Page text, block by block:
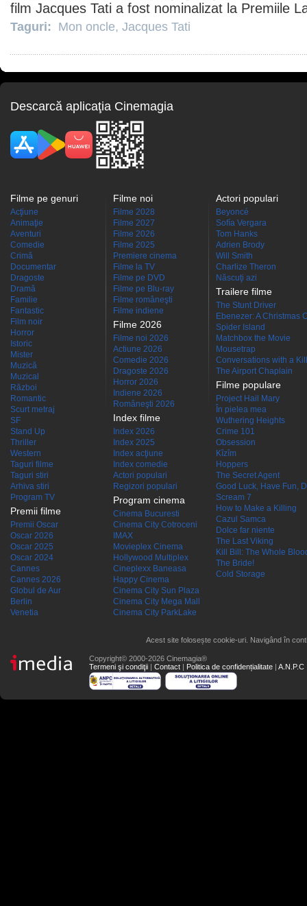
film Jacques Tati a fost nominalizat la Premiile
Taguri: Mon oncle, Jacques Tati
Descarcă aplicaţia Cinemagia
Filme pe genuri
Acţiune
Animaţie
Aventuri
Comedie
Crimă
Documentar
Dragoste
Dramă
Familie
Fantastic
Film noir
Horror
Istoric
Mister
Muzică
Muzical
Război
Romantic
Scurt metraj
SF
Stand Up
Thriller
Western
Taguri filme
Taguri stiri
Arhiva stiri
Program TV
Premii filme
Premii Oscar
Oscar 2026
Oscar 2025
Oscar 2024
Cannes
Cannes 2026
Globul de Aur
Berlin
Venetia
Filme noi
Filme 2028
Filme 2027
Filme 2026
Filme 2025
Premiere cinema
Filme la TV
Filme pe DVD
Filme pe Blu-ray
Filme româneşti
Filme indiene
Filme 2026
Filme noi 2026
Actiune 2026
Comedie 2026
Dragoste 2026
Horror 2026
Indiene 2026
Româneşti 2026
Index filme
Index 2026
Index 2025
Index acţiune
Index comedie
Actori populari
Regizori populari
Program cinema
Cinema Bucuresti
Cinema City Cotroceni
IMAX
Movieplex Cinema
Hollywood Multiplex
Cineplexx Baneasa
Happy Cinema
Cinema City Sun Plaza
Cinema City Mega Mall
Cinema City ParkLake
Actori populari
Beyoncé
Sofía Vergara
Tom Hanks
Adrien Brody
Will Smith
Charlize Theron
Născuţi azi
Trailere filme
The Stunt Driver
Ebenezer: A Christmas
Spider Island
Matchbox the Movie
Mousetrap
Conversations with a
The Airport Chaplain
Filme populare
Project Hail Mary
În pielea mea
Wuthering Heights
Crime 101
Obsession
Kîzîm
Hoppers
The Secret Agent
Good Luck, Have Fun,
Scream 7
How to Make a Killing
Cazul Samca
Dolce far niente
The Last Viking
Kill Bill: The Whole
The Bride!
Cold Storage
Acest site folosește cookie-uri. Navigând în
Copyright© 2000-2026 Cinemagia®
Termeni şi condiţii | Contact | Politica de confidențialitate | A.N.P.C